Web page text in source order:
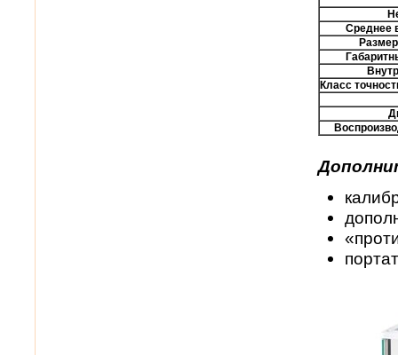
Среднее
Класс